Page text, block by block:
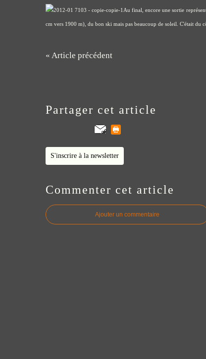
Au final, encore une sortie
cm vers 1900 m), du bon ski mais pas beaucoup de soleil. C'était du
« Article précédent
Partager cet article
S'inscrire à la newsletter
Commenter cet article
Ajouter un commentaire